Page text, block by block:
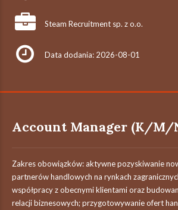
Steam Recruitment sp. z o.o.
Data dodania: 2026-08-01
Account Manager (K/M/
Zakres obowiązków: aktywne pozyskiwanie
partnerów handlowych na rynkach
współpracy z obecnymi klientami oraz
relacji biznesowych; przygotowywanie ofert